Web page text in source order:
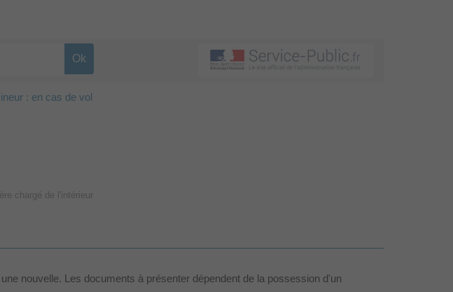
: en cas de vol
chargé de l'intérieur
nouvelle. Les documents à présenter dépendent de la possession d'un